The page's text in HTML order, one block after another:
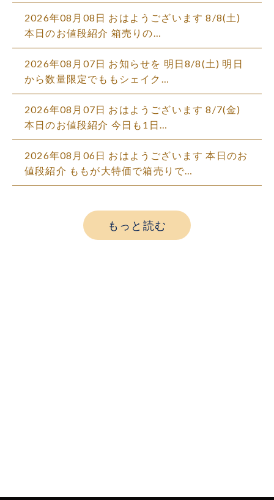
2026年08月08日 おはようございます 8/8(土)
本日のお値段紹介 箱売りの…
2026年08月07日 お知らせを 明日8/8(土) 明日
から数量限定でももシェイク…
2026年08月07日 おはようございます 8/7(金)
本日のお値段紹介 今日も1日…
2026年08月06日 おはようございます 本日のお
値段紹介 ももが大特価で箱売りで…
もっと読む